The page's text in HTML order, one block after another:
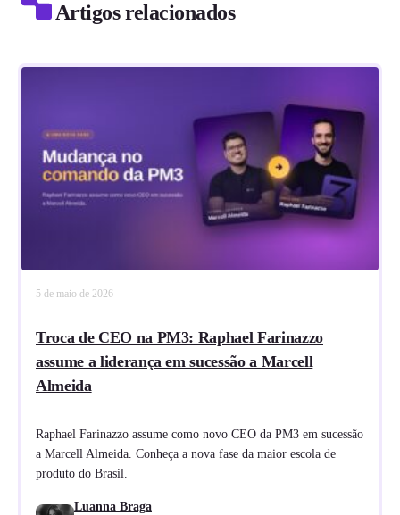
Artigos relacionados
5 de maio de 2026
Troca de CEO na PM3: Raphael Farinazzo
assume a liderança em sucessão a Marcell
Almeida
Raphael Farinazzo assume como novo CEO da PM3 em sucessão
a Marcell Almeida. Conheça a nova fase da maior escola de
produto do Brasil.
Luanna Braga